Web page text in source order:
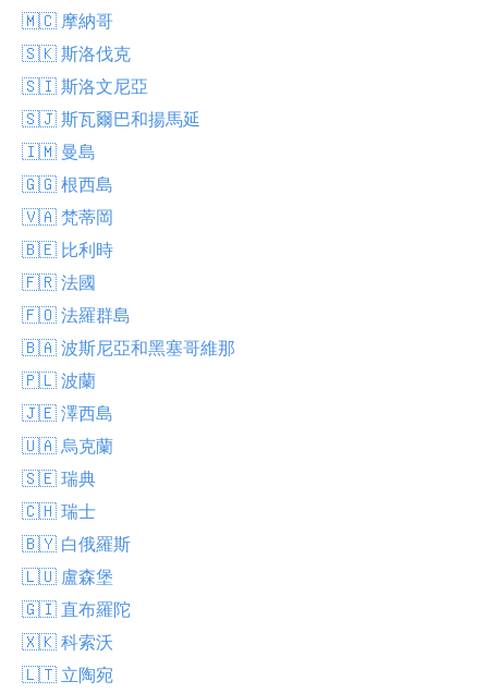
🇲🇨 摩納哥
🇸🇰 斯洛伐克
🇸🇮 斯洛文尼亞
🇸🇯 斯瓦爾巴和揚馬延
🇮🇲 曼島
🇬🇬 根西島
🇻🇦 梵蒂岡
🇧🇪 比利時
🇫🇷 法國
🇫🇴 法羅群島
🇧🇦 波斯尼亞和黑塞哥維那
🇵🇱 波蘭
🇯🇪 澤西島
🇺🇦 烏克蘭
🇸🇪 瑞典
🇨🇭 瑞士
🇧🇾 白俄羅斯
🇱🇺 盧森堡
🇬🇮 直布羅陀
🇽🇰 科索沃
🇱🇹 立陶宛